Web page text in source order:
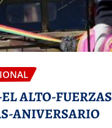
ALTO-FUERZAS
ANIVERSARIO